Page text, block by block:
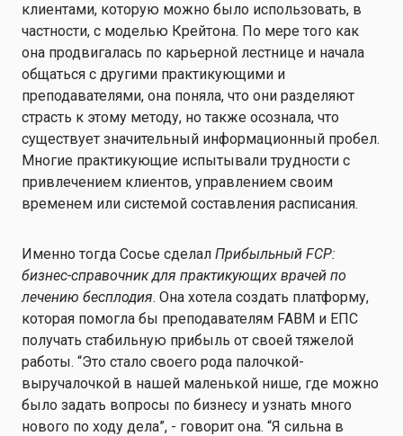
клиентами, которую можно было использовать, в
частности, с моделью Крейтона. По мере того как
она продвигалась по карьерной лестнице и начала
общаться с другими практикующими и
преподавателями, она поняла, что они разделяют
страсть к этому методу, но также осознала, что
существует значительный информационный пробел.
Многие практикующие испытывали трудности с
привлечением клиентов, управлением своим
временем или системой составления расписания.
Именно тогда Сосье сделал Прибыльный FCP:
бизнес-справочник для практикующих врачей по
лечению бесплодия. Она хотела создать платформу,
которая помогла бы преподавателям FABM и ЕПС
получать стабильную прибыль от своей тяжелой
работы. “Это стало своего рода палочкой-
выручалочкой в нашей маленькой нише, где можно
было задать вопросы по бизнесу и узнать много
нового по ходу дела”, - говорит она. “Я сильна в